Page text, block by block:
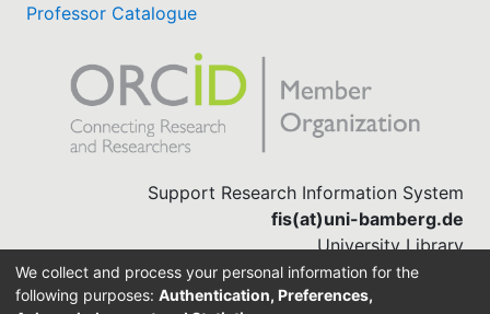
Professor Catalogue
Support Research Information System
fis(at)uni-bamberg.de
University Library
(0951) 863-1568
We collect and process your personal information for the
following purposes: Authentication, Preferences,